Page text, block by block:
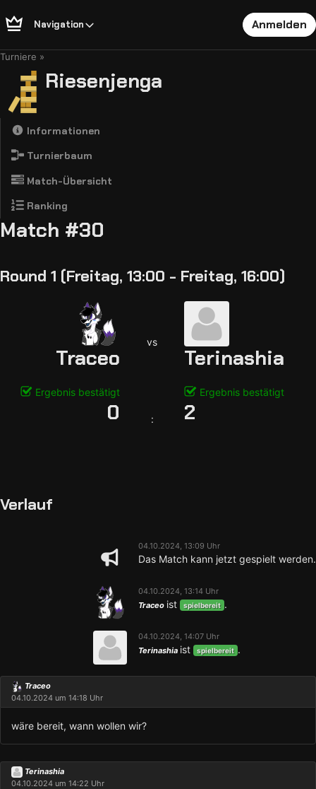
Navigation Anmelden
Turniere
Riesenjenga
Informationen
Turnierbaum
Match-Übersicht
Ranking
Match #30
Round 1 (Freitag, 13:00 - Freitag, 16:00)
Traceo
vs
Terinashia
Ergebnis bestätigt Ergebnis bestätigt
0 : 2
Verlauf
04.10.2024, 13:09 Uhr
Das Match kann jetzt gespielt werden.
04.10.2024, 13:14 Uhr
Traceo ist spielbereit .
04.10.2024, 14:07 Uhr
Terinashia ist spielbereit .
Traceo
04.10.2024 um 14:18 Uhr
wäre bereit, wann wollen wir?
Terinashia
04.10.2024 um 14:22 Uhr